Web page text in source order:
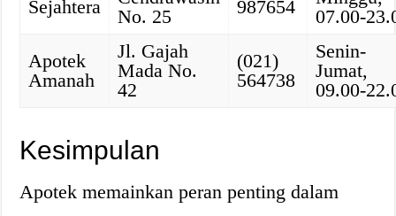
Sejahtera
No. 25
987654
07.00-
Apotek
Amanah
Jl. Gajah
Mada No.
42
(021)
564738
Senin-
Jumat,
09.00-
Kesimpulan
Apotek memainkan peran penting dalam